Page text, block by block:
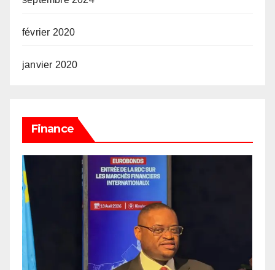
février 2020
janvier 2020
Finance